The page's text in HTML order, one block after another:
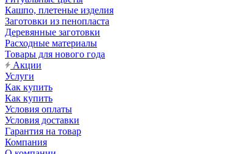
Кашпо, плетеные изделия
Заготовки из пенопласта
Деревянные заготовки
Расходные материалы
Товары для нового года
Акции
Услуги
Как купить
Как купить
Условия оплаты
Условия доставки
Гарантия на товар
Компания